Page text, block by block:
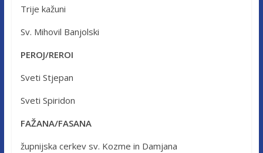
Trije kažuni
Sv. Mihovil Banjolski
PEROJ/REROI
Sveti Stjepan
Sveti Spiridon
FAŽANA/FASANA
župnijska cerkev sv. Kozme in Damjana